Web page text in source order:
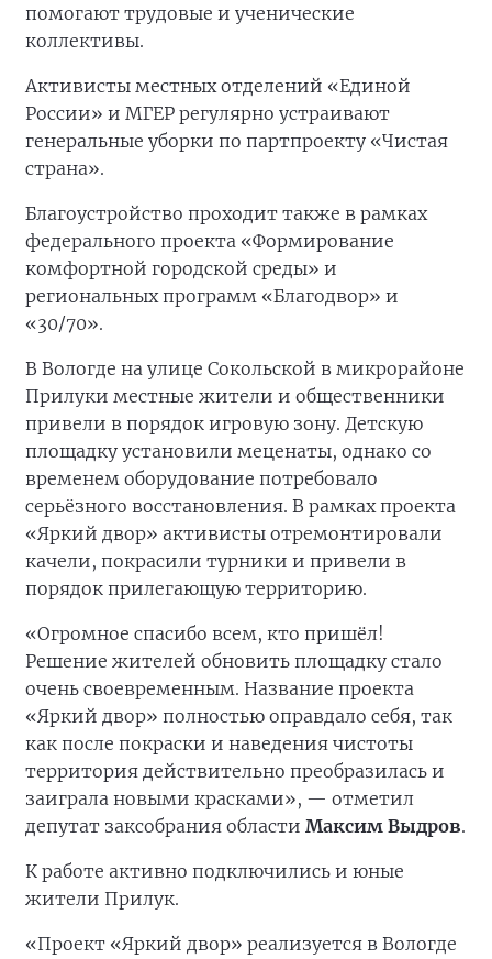
помогают трудовые и ученические
коллективы.
Активисты местных отделений «Единой
России» и МГЕР регулярно устраивают
генеральные уборки по партпроекту «Чистая
страна».
Благоустройство проходит также в рамках
федерального проекта «Формирование
комфортной городской среды» и
региональных программ «Благодвор» и
«30/70».
В Вологде на улице Сокольской в микрорайоне
Прилуки местные жители и общественники
привели в порядок игровую зону. Детскую
площадку установили меценаты, однако со
временем оборудование потребовало
серьёзного восстановления. В рамках проекта
«Яркий двор» активисты отремонтировали
качели, покрасили турники и привели в
порядок прилегающую территорию.
«Огромное спасибо всем, кто пришёл!
Решение жителей обновить площадку стало
очень своевременным. Название проекта
«Яркий двор» полностью оправдало себя, так
как после покраски и наведения чистоты
территория действительно преобразилась и
заиграла новыми красками», — отметил
депутат заксобрания области Максим Выдров.
К работе активно подключились и юные
жители Прилук.
«Проект «Яркий двор» реализуется в Вологде